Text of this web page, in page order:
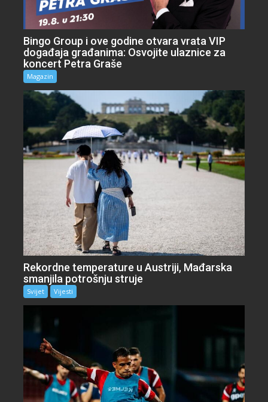
Bingo Group i ove godine otvara vrata VIP
događaja građanima: Osvojite ulaznice za
koncert Petra Graše
Magazin
Rekordne temperature u Austriji, Mađarska
smanjila potrošnju struje
Svijet Vijesti